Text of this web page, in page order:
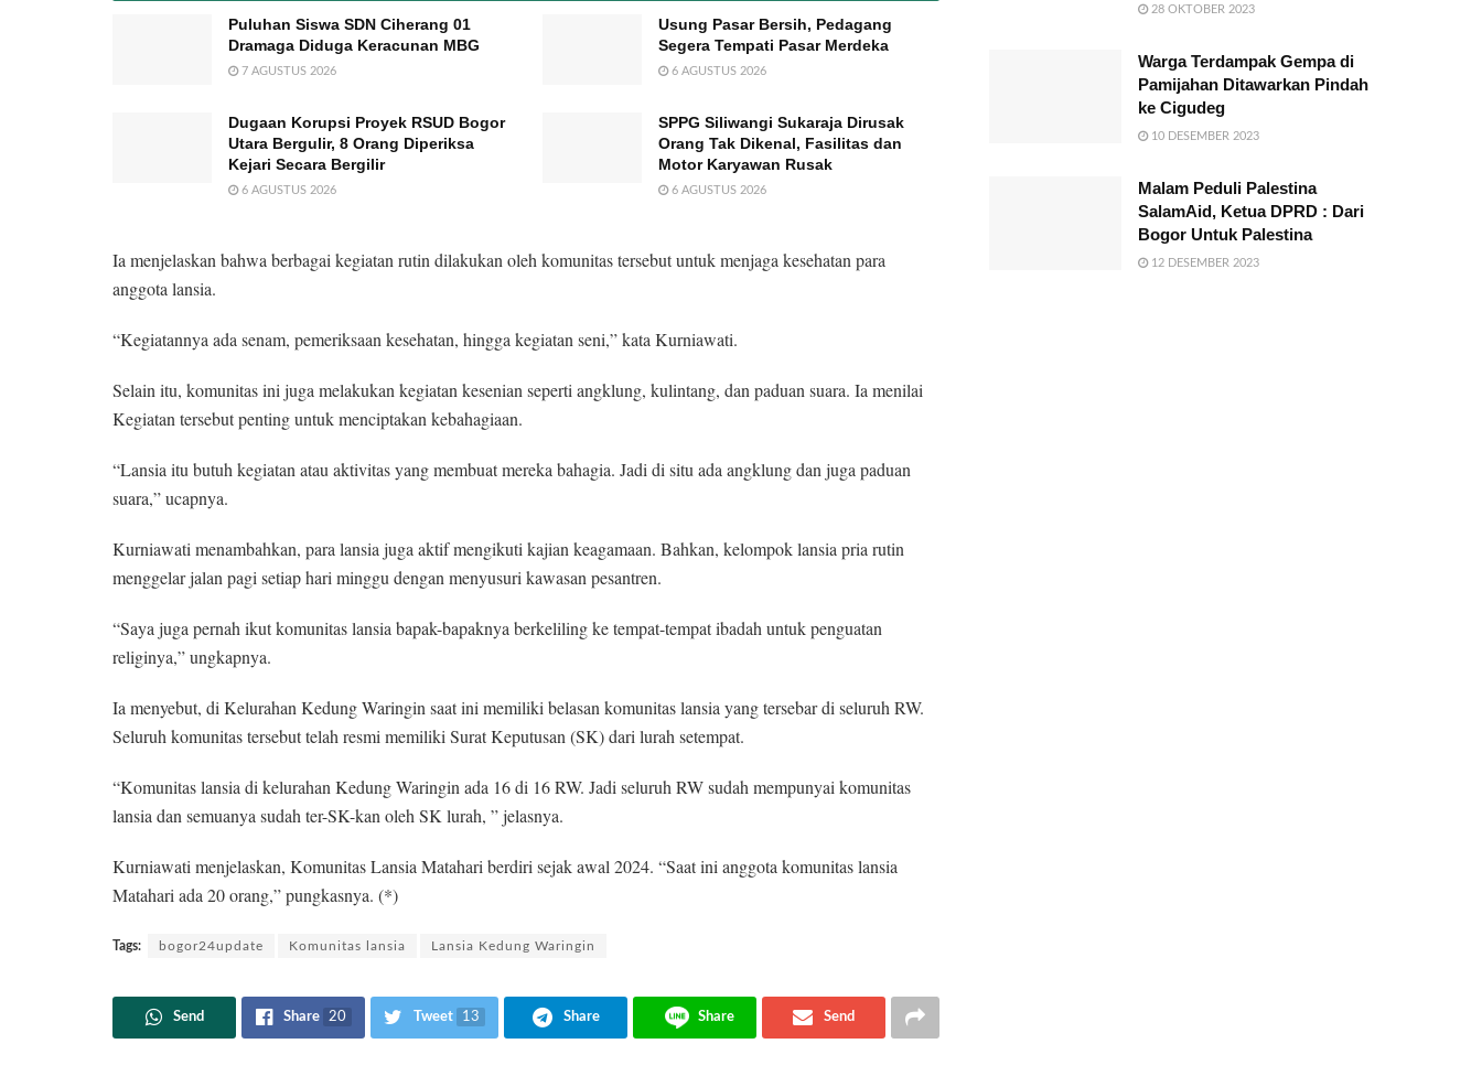
Puluhan Siswa SDN Ciherang 01
Dramaga Diduga Keracunan MBG
7 AGUSTUS 2026
Usung Pasar Bersih, Pedagang
Segera Tempati Pasar Merdeka
6 AGUSTUS 2026
Dugaan Korupsi Proyek RSUD Bogor
Utara Bergulir, 8 Orang Diperiksa
Kejari Secara Bergilir
6 AGUSTUS 2026
SPPG Siliwangi Sukaraja Dirusak
Orang Tak Dikenal, Fasilitas dan
Motor Karyawan Rusak
6 AGUSTUS 2026
Ia menjelaskan bahwa berbagai kegiatan rutin dilakukan oleh komunitas tersebut untuk menjaga kesehatan para
anggota lansia.
“Kegiatannya ada senam, pemeriksaan kesehatan, hingga kegiatan seni,” kata Kurniawati.
Selain itu, komunitas ini juga melakukan kegiatan kesenian seperti angklung, kulintang, dan paduan suara. Ia menilai
Kegiatan tersebut penting untuk menciptakan kebahagiaan.
“Lansia itu butuh kegiatan atau aktivitas yang membuat mereka bahagia. Jadi di situ ada angklung dan juga paduan
suara,” ucapnya.
Kurniawati menambahkan, para lansia juga aktif mengikuti kajian keagamaan. Bahkan, kelompok lansia pria rutin
menggelar jalan pagi setiap hari minggu dengan menyusuri kawasan pesantren.
“Saya juga pernah ikut komunitas lansia bapak-bapaknya berkeliling ke tempat-tempat ibadah untuk penguatan
religinya,” ungkapnya.
Ia menyebut, di Kelurahan Kedung Waringin saat ini memiliki belasan komunitas lansia yang tersebar di seluruh RW.
Seluruh komunitas tersebut telah resmi memiliki Surat Keputusan (SK) dari lurah setempat.
“Komunitas lansia di kelurahan Kedung Waringin ada 16 di 16 RW. Jadi seluruh RW sudah mempunyai komunitas
lansia dan semuanya sudah ter-SK-kan oleh SK lurah, ” jelasnya.
Kurniawati menjelaskan, Komunitas Lansia Matahari berdiri sejak awal 2024. “Saat ini anggota komunitas lansia
Matahari ada 20 orang,” pungkasnya. (*)
Tags: bogor24update Komunitas lansia Lansia Kedung Waringin
Send Share 20 Tweet 13 Share Share Send
28 OKTOBER 2023
Warga Terdampak Gempa di
Pamijahan Ditawarkan Pindah
ke Cigudeg
10 DESEMBER 2023
Malam Peduli Palestina
SalamAid, Ketua DPRD : Dari
Bogor Untuk Palestina
12 DESEMBER 2023